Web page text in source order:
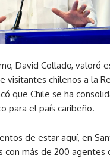
David Collado, valoró
visitantes chilenos a la
que Chile se ha
para el país caribeño.
de estar aquí, en
con más de 200 agentes